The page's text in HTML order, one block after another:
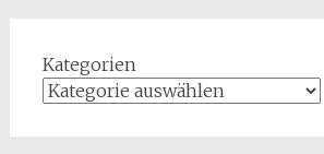
Kategorien